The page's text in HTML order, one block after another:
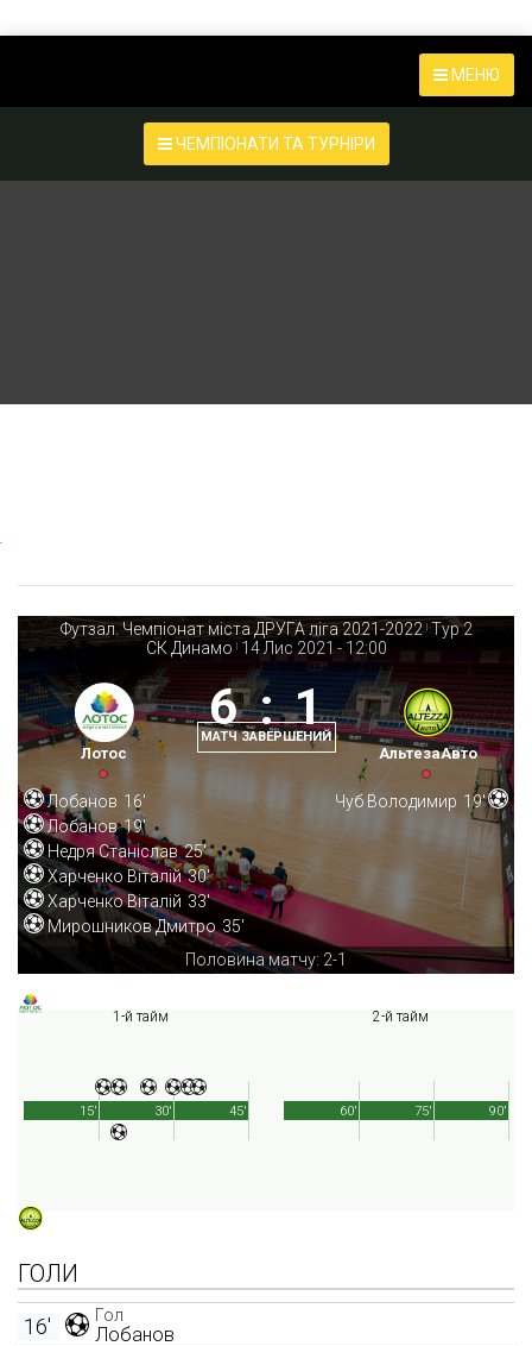
МЕНЮ
ЧЕМПІОНАТИ ТА ТУРНІРИ
Футзал. Чемпіонат міста ДРУГА ліга 2021-2022 | Тур 2
СК Динамо | 14 Лис 2021-12:00
Лотос
6 : 1
МАТЧ ЗАВЕРШЕНИЙ
АльтезаАвто
Лобанов 16'
Лобанов 19'
Недря Станіслав 25'
Харченко Віталій 30'
Харченко Віталій 33'
Мирошников Дмитро 35'
Чуб Володимир 19'
Половина матчу: 2-1
1-й тайм
45'
15' 30'
2-й тайм
90'
60' 75'
ГОЛИ
Гол
Лобанов
16'